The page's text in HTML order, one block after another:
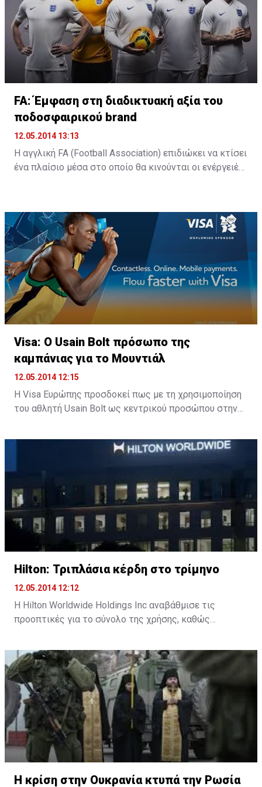
Εθνικό Ιστορικό Μουσείο, η Εθνική Πινακοθήκη, το
παλάτι του Μπάκιγχαμ, ο Πύργος του Λονδίνου.
FA: Έμφαση στη διαδικτυακή αξία του
ποδοσφαιρικού brand
12.05.2014 13:13
Η αγγλική FA (Football Association) επιδιώκει να κτίσει
ένα πλαίσιο μέσα στο οποίο θα κινούνται οι ενέργειές
φιλάθλους, με απώτερο σκοπό –βεβαίως- να
ενισχύσει τα κέρδη της από την εμπορική διαχέιρση
του αγγλικού ποδοσφαίρου.
Στόχος της FA είναι αναπτύξει το online κομμάτι της
εμπορικής διαχείρισης, δίδοντας μεγαλύτερη προβολή
στους χορηγούς της.
Visa: Ο Usain Bolt πρόσωπο της
καμπάνιας για το Μουντιάλ
12.05.2014 12:15
H Visa Ευρώπης προσδοκεί πως με τη χρησιμοποίηση
του αθλητή Usain Bolt ως κεντρικού προσώπου στην
Βραζιλία, θα τοποθετηθεί γερά στον επικοινωνιακό
χάρτη της διοργάνωσης.
Μάλιστα, η Visa ευελπιστεί πως με τον αθλητή μπορεί
να κερδίσει έναντι των ανταγωνιστών της.
Η καμπάνια της Visa θα ξεκινήσει τον ερχόμενο μήνα
και θα προβάλλει τον Bolt να παίζει ποδόσφαιρο σε
διάφορες χώρε και να καταλήγει στη Βραζιλία, όπου
διεξάγεται το Μουντιάλ από τα μέσα Ιουνίου έως τα
μέσα Ιουλίου.
Hilton: Τριπλάσια κέρδη στο τρίμηνο
12.05.2014 12:12
Η Hilton Worldwide Holdings Inc αναβάθμισε τις
προοπτικές για το σύνολο της χρήσης, καθώς
τριπλασιάστηκαν εξαιτίας (εν μέρει) των υψηλότερων
επιτοκίων. Τα αποτελέσματα της εταιρείας
διαχείρισης του ξενοδοχείου στη διάρκεια της
περιόδου, υπερέβησαν τις προσδοκίες.
Τα έσοδα της εταιρείας ενισχύθηκαν από την αύξηση
των επιτοκίων στον κλάδο και η εταιρεία αναμένει
περισσότερη ανάπτυξη σύντομα. Σήμερα, η εταιρεία
δήλωσε ότι αναμένει τα έσοδα ανά διαθέσιμο δωμάτιο
(RevPAR) να αυξηθούν 5,5%-7% φέτος, αυξάνοντας το
Η κρίση στην Ουκρανία κτυπά την Ρωσία